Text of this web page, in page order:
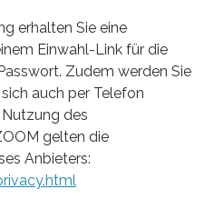
erhalten Sie eine
Einwahl-Link für die
Zudem werden Sie
auch per Telefon
des
gelten die
Anbieters: